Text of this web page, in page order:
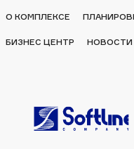
О КОМПЛЕКСЕ
БИЗНЕС ЦЕНТР НОВОСТИ